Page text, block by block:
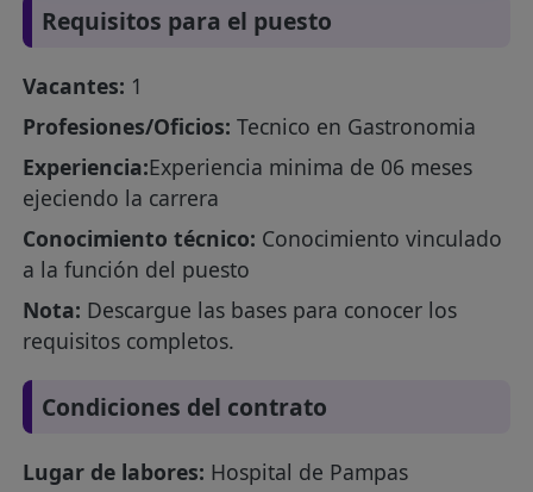
Requisitos para el puesto
Vacantes: 1
Profesiones/Oficios: Tecnico en Gastronomia
Experiencia:Experiencia minima de 06 meses
ejeciendo la carrera
Conocimiento técnico: Conocimiento vinculado
a la función del puesto
Nota: Descargue las bases para conocer los
requisitos completos.
Condiciones del contrato
Lugar de labores: Hospital de Pampas